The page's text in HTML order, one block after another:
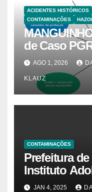
ACIDENTES HISTÓRICOS
CONTAMINAÇÕES
de Caso
Campinas
AGO 1, 2026
KLAUZ
CONTAMINAÇÕES
Prefeitura
Instituto
identificar
JAN 4, 2025